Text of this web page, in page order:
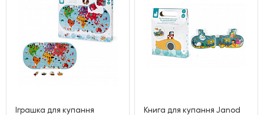
Іграшка для купання
Книга для купання Janod